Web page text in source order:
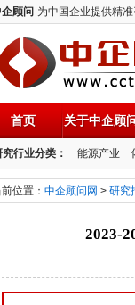
顾问-为中国企业提供精
中企顾问
首页 关于中企顾
究行业分类： 能源产业
位置： 中企顾问网 > 研究
2023-